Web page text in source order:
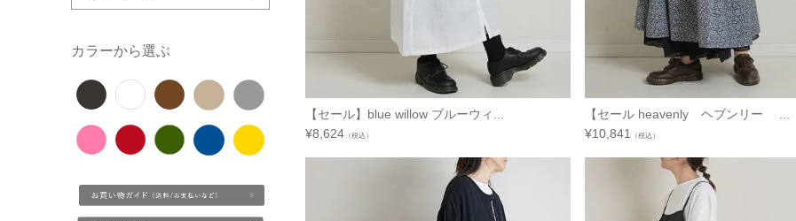
カラーから選ぶ
【セール】blue willow ブルーウィ...
¥8,624 （税込）
【セール heavenly ヘブンリー ...
¥10,841 （税込）